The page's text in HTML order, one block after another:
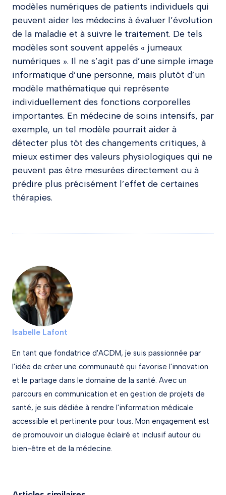
modèles numériques de patients individuels qui
peuvent aider les médecins à évaluer l’évolution
de la maladie et à suivre le traitement. De tels
modèles sont souvent appelés « jumeaux
numériques ». Il ne s’agit pas d’une simple image
informatique d’une personne, mais plutôt d’un
modèle mathématique qui représente
individuellement des fonctions corporelles
importantes. En médecine de soins intensifs, par
exemple, un tel modèle pourrait aider à
détecter plus tôt des changements critiques, à
mieux estimer des valeurs physiologiques qui ne
peuvent pas être mesurées directement ou à
prédire plus précisément l’effet de certaines
thérapies.
Isabelle Lafont
En tant que fondatrice d'ACDM, je suis passionnée par
l'idée de créer une communauté qui favorise l'innovation
et le partage dans le domaine de la santé. Avec un
parcours en communication et en gestion de projets de
santé, je suis dédiée à rendre l'information médicale
accessible et pertinente pour tous. Mon engagement est
de promouvoir un dialogue éclairé et inclusif autour du
bien-être et de la médecine.